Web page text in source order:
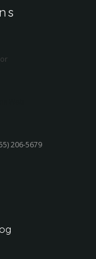
206-5679‬